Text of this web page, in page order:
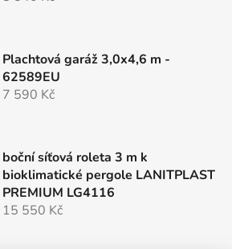
Plachtová garáž 3,0x4,6 m -
62589EU
7 590 Kč
boční síťová roleta 3 m k
bioklimatické pergole LANITPLAST
PREMIUM LG4116
15 550 Kč